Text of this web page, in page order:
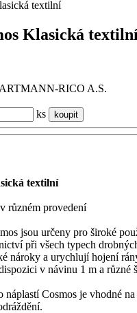
Klasická
RICO A.S.
ks
koupit
textilní
různém provedení
jsou určeny pro široké
při všech typech
nároky a urychlují hojení
v návinu 1 m a různé
Cosmos je vhodné